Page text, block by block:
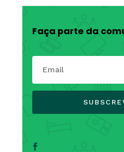
Faça parte da